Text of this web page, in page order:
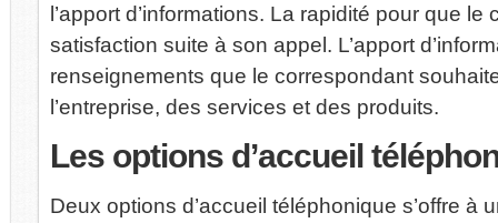
l’apport d’informations. La rapidité pour que
satisfaction suite à son appel. L’apport
renseignements que le correspondant
l’entreprise, des services et des produits.
Les options d’accueil
Deux options d’accueil téléphonique s’offre à